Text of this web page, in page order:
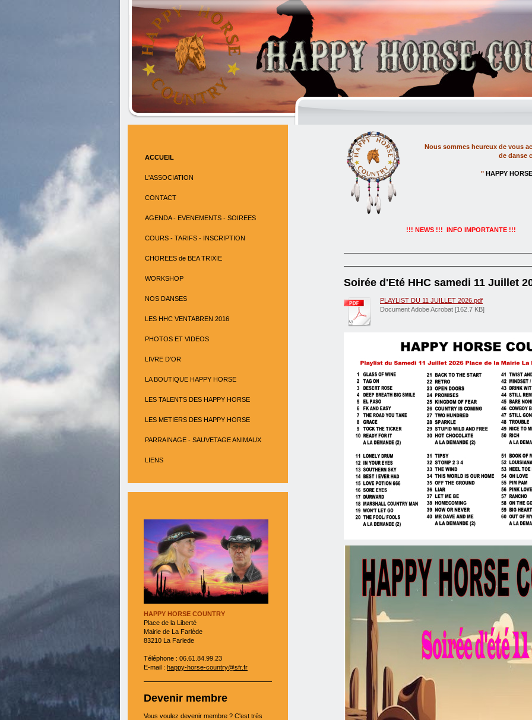
Nous sommes heureux de vous
de danse
" HAPPY
!!! NEWS !!! INFO IMPORTANTE !!!
Soirée d'Eté HHC samedi 11 Juillet
PLAYLIST DU 11 JUILLET 2026.pdf
Document Adobe Acrobat [162.7 KB]
ACCUEIL
L'ASSOCIATION
CONTACT
AGENDA - EVENEMENTS - SOIREES
COURS - TARIFS - INSCRIPTION
CHOREES de BEA TRIXIE
WORKSHOP
NOS DANSES
LES HHC VENTABREN 2016
PHOTOS ET VIDEOS
LIVRE D'OR
LA BOUTIQUE HAPPY HORSE
LES TALENTS DES HAPPY HORSE
LES METIERS DES HAPPY HORSE
PARRAINAGE - SAUVETAGE ANIMAUX
LIENS
HAPPY HORSE COUNTRY
Place de la Liberté
Mairie de La Farlède
83210 La Farlede
Téléphone : 06.61.84.99.23
E-mail : happy-horse-country@sfr.fr
Devenir membre
Vous voulez devenir membre ? C'est très